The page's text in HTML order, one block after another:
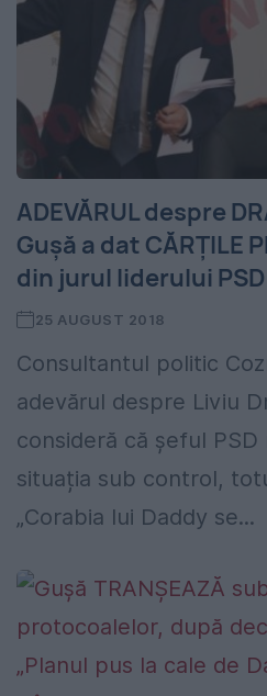
ADEVĂRUL despre
Gușă a dat CĂRȚILE
din jurul liderului PSD
25 AUGUST 2018
Consultantul politic
adevărul despre Liviu
consideră că șeful PSD
situația sub control,
„Corabia lui Daddy se...